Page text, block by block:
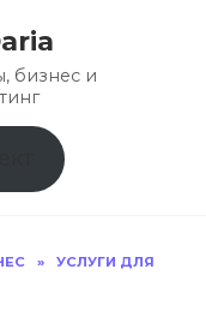
бизнес и
»
УСЛУГИ ДЛЯ